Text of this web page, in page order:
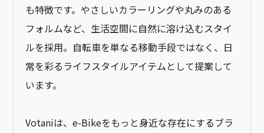
も特徴です。やさしいカラーリングや丸みのある
フォルムなど、生活空間に自然に溶け込むスタイ
ルを採用。自転車を単なる移動手段ではなく、日
常を彩るライフスタイルアイテムとして提案して
います。
Votaniは、e-Bikeをもっと身近な存在にするブラ